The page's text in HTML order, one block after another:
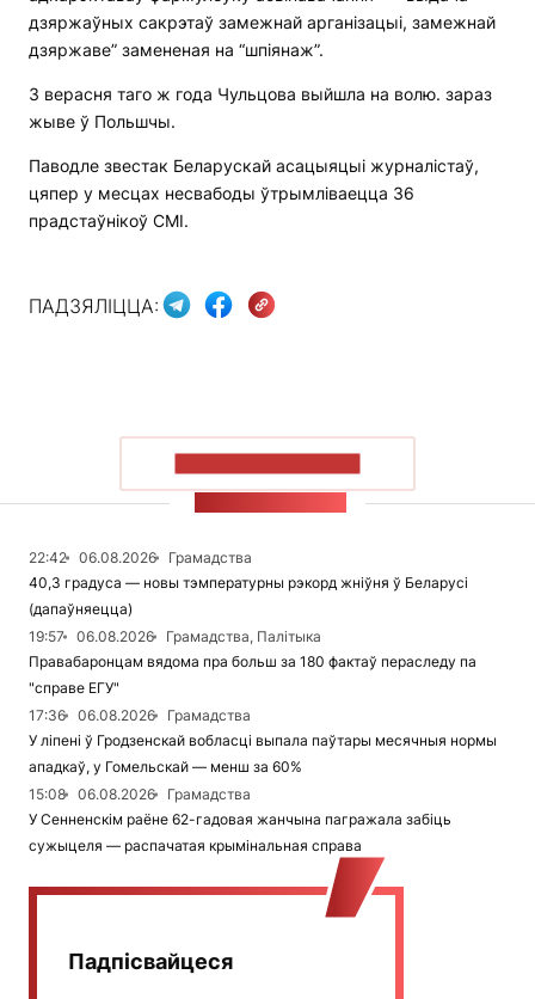
дзяржаўных сакрэтаў замежнай арганізацыі, замежнай
дзяржаве” замененая на “шпіянаж”.
3 верасня таго ж года Чульцова выйшла на волю. зараз
жыве ў Польшчы.
Паводле звестак Беларускай асацыяцыі журналістаў,
цяпер у месцах несвабоды ўтрымліваецца 36
прадстаўнікоў СМІ.
ПАДЗЯЛІЦЦА:
22:42 06.08.2026
Грамадства
40,3 градуса — новы тэмпературны рэкорд жніўня ў Беларусі
(дапаўняецца)
19:57
06.08.2026
Грамадства, Палітыка
Правабаронцам вядома пра больш за 180 фактаў пераследу па
"справе ЕГУ"
17:36
06.08.2026
Грамадства
У ліпені ў Гродзенскай вобласці выпала паўтары месячныя нормы
ападкаў, у Гомельскай — менш за 60%
15:08
06.08.2026
Грамадства
У Сенненскім раёне 62-гадовая жанчына пагражала забіць
сужыцеля — распачатая крымінальная справа
Падпісвайцеся